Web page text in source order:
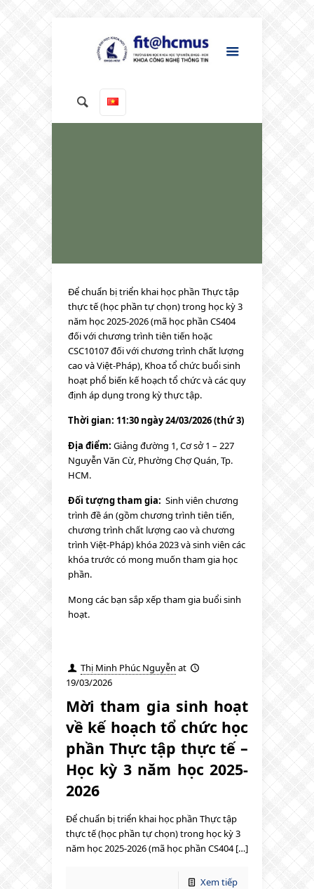
Để chuẩn bị triển khai học phần Thực tập
thực tế (học phần tự chọn) trong học kỳ 3
năm học 2025-2026 (mã học phần CS404
đối với chương trình tiên tiến hoặc
CSC10107 đối với chương trình chất lượng
cao và Việt-Pháp), Khoa tổ chức buổi sinh
hoạt phổ biến kế hoạch tổ chức và các quy
định áp dụng trong kỳ thực tập.
Thời gian: 11:30 ngày 24/03/2026 (thứ 3)
Địa điểm: Giảng đường 1, Cơ sở 1 – 227
Nguyễn Văn Cừ, Phường Chợ Quán, Tp.
HCM.
Đối tượng tham gia: Sinh viên chương
trình đề án (gồm chương trình tiên tiến,
chương trình chất lượng cao và chương
trình Việt-Pháp) khóa 2023 và sinh viên các
khóa trước có mong muốn tham gia học
phần.
Mong các bạn sắp xếp tham gia buổi sinh
hoạt.
Thị Minh Phúc Nguyễn at
19/03/2026
Mời tham gia sinh hoạt
về kế hoạch tổ chức học
phần Thực tập thực tế –
Học kỳ 3 năm học 2025-
2026
Để chuẩn bị triển khai học phần Thực tập
thực tế (học phần tự chọn) trong học kỳ 3
năm học 2025-2026 (mã học phần CS404 […]
Xem tiếp